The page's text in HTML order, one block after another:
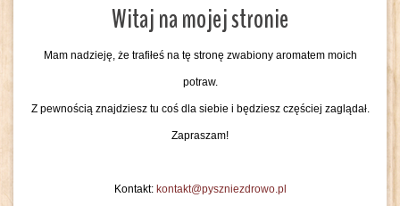
Witaj na mojej stronie
Mam nadzieję, że trafiłeś na tę stronę zwabiony aromatem moich
potraw.
Z pewnością znajdziesz tu coś dla siebie i będziesz częściej zaglądał.
Zapraszam!
Kontakt: kontakt@pyszniezdrowo.pl